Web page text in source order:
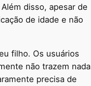
disso, apesar de
de idade e não
filho. Os usuários
não trazem nada
precisa de